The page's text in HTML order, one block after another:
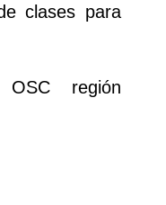
clases para
región